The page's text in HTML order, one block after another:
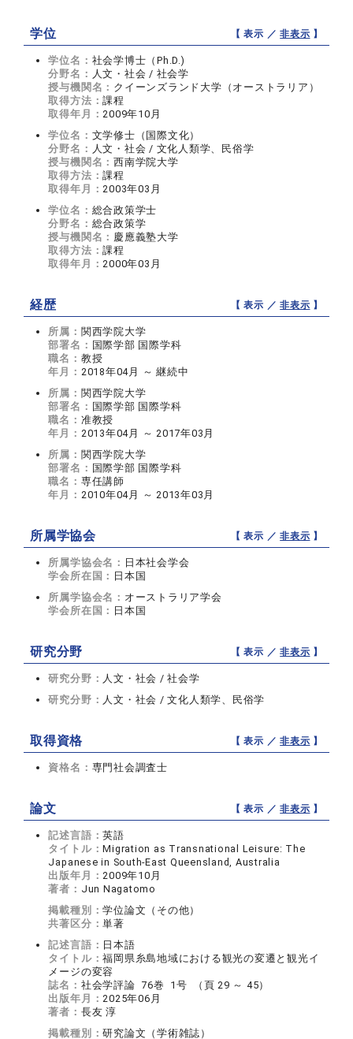
学位 【 表示 ／非表示 】
学位名： 社会学博士（Ph.D.)
分野名： 人文・社会 / 社会学
授与機関名： クイーンズランド大学（オーストラリア）
取得方法：課程
取得年月：2009年10月
学位名： 文学修士（国際文化）
分野名： 人文・社会 / 文化人類学、民俗学
授与機関名：西南学院大学
取得方法：課程
取得年月：2003年03月
学位名： 総合政策学士
分野名： 総合政策学
授与機関名： 慶應義塾大学
取得方法：課程
取得年月：2000年03月
経歴 【 表示 ／非表示 】
所属： 関西学院大学
部署名： 国際学部 国際学科
職名： 教授
年月： 2018年04月 ～ 継続中
所属： 関西学院大学
部署名： 国際学部 国際学科
職名： 准教授
年月： 2013年04月 ～ 2017年03月
所属： 関西学院大学
部署名： 国際学部 国際学科
職名： 専任講師
年月： 2010年04月 ～ 2013年03月
所属学協会 【 表示 ／非表示 】
所属学協会名： 日本社会学会
学会所在国： 日本国
所属学協会名： オーストラリア学会
学会所在国： 日本国
研究分野 【 表示 ／非表示 】
研究分野： 人文・社会 / 社会学
研究分野： 人文・社会 / 文化人類学、民俗学
取得資格 【 表示 ／非表示 】
資格名： 専門社会調査士
論文 【 表示 ／非表示 】
記述言語：英語
タイトル：Migration as Transnational Leisure: The
Japanese in South-East Queensland, Australia
出版年月：2009年10月
著者： Jun Nagatomo
掲載種別：学位論文（その他）
共著区分：単著
記述言語： 日本語
タイトル：福岡県糸島地域における観光の変遷と観光イ
メージの変容
誌名： 社会学評論 76巻 1号 （頁 29 ～ 45）
出版年月：2025年06月
著者： 長友 淳
掲載種別：研究論文（学術雑誌）